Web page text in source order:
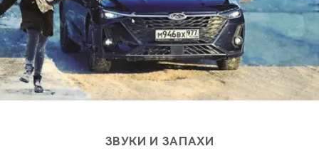
ЗВУКИ И ЗАПАХИ